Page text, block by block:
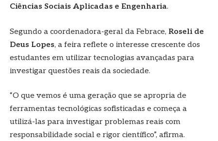
Ciências Sociais Aplicadas e Engenharia.
Segundo a coordenadora-geral da Febrace, Roseli de
Deus Lopes, a feira reflete o interesse crescente dos
estudantes em utilizar tecnologias avançadas para
investigar questões reais da sociedade.
“O que vemos é uma geração que se apropria de
ferramentas tecnológicas sofisticadas e começa a
utilizá-las para investigar problemas reais com
responsabilidade social e rigor científico”, afirma.